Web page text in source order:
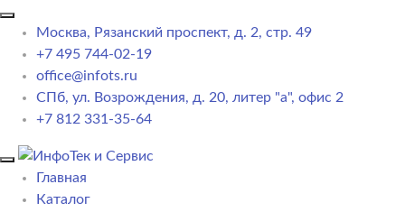
Москва, Рязанский проспект, д. 2, стр. 49
+7 495 744-02-19
office@infots.ru
СПб, ул. Возрождения, д. 20, литер "a", офис 2
+7 812 331-35-64
Главная
Каталог